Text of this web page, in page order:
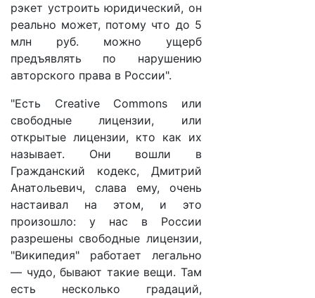
рэкет устроить юридический, он
реально может, потому что до 5
млн руб. можно ущерб
предъявлять по нарушению
авторского права в России".
"Есть Creative Commons или
свободные лицензии, или
открытые лицензии, кто как их
называет. Они вошли в
Гражданский кодекс, Дмитрий
Анатольевич, слава ему, очень
настаивал на этом, и это
произошло: у нас в России
разрешены свободные лицензии,
"Википедия" работает легально
— чудо, бывают такие вещи. Там
есть несколько градаций,